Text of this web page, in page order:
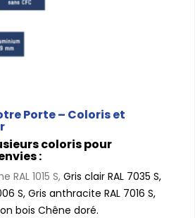
Porte – Coloris et
coloris pour
:
RAL 1015 S,Gris clair RAL 7035 S,
S, Gris anthracite RAL 7016 S,
bois Chêne doré.